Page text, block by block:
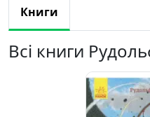
Книги
Всі книги